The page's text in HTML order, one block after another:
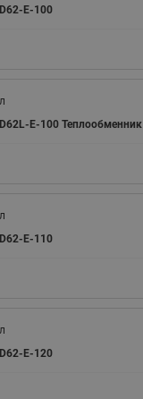
D62-E-100
D62L-E-100 Теплообменник
D62-E-110
D62-E-120